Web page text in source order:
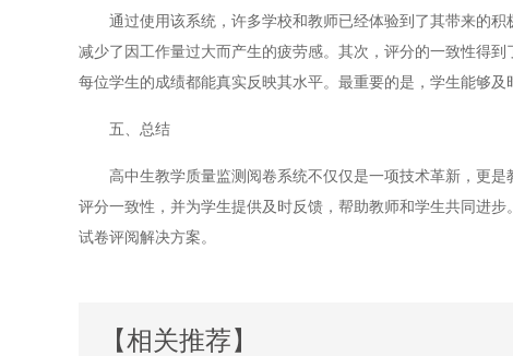
通过使用该系统，许多学校和教师已经体验到了其带来的积
减少了因工作量过大而产生的疲劳感。其次，评分的一致性得
每位学生的成绩都能真实反映其水平。最重要的是，学生能够
五、总结
高中生教学质量监测阅卷系统不仅仅是一项技术革新，更是
评分一致性，并为学生提供及时反馈，帮助教师和学生共同进
试卷评阅解决方案。
【相关推荐】